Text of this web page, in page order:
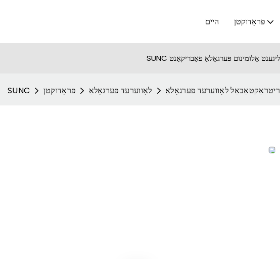
היים פּראָדוקטן
SUNC פּראָדוקטן לאָווערעד פּערגאָלאַ ריטראַקטאַבאַל לאָווערעד פּערגאָלאַ